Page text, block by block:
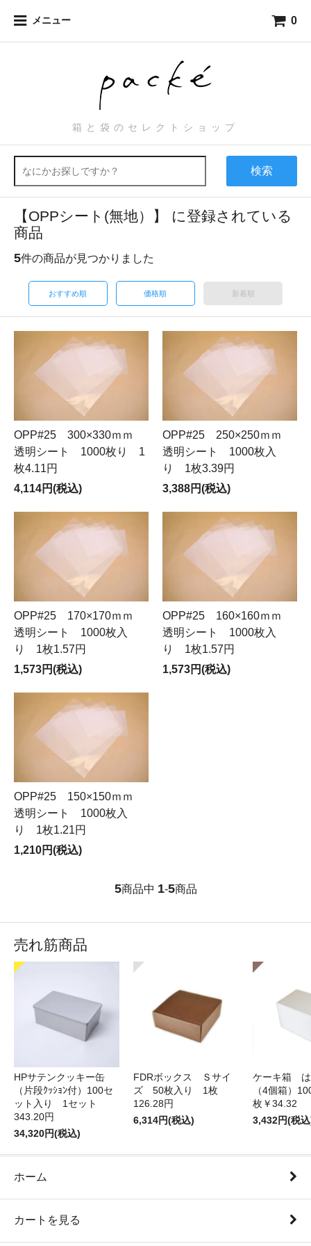
メニュー 0
箱と袋のセレクトショップ
検索
【OPPシート(無地）】 に登録されている
商品
5件の商品が見つかりました
おすすめ順 価格順 新着順
OPP#25 300×330ｍｍ
透明シート 1000枚り 1
枚4.11円
4,114円(税込)
OPP#25 250×250ｍｍ
透明シート 1000枚入
り 1枚3.39円
3,388円(税込)
OPP#25 170×170ｍｍ
透明シート 1000枚入
り 1枚1.57円
1,573円(税込)
OPP#25 160×160ｍｍ
透明シート 1000枚入
り 1枚1.57円
1,573円(税込)
OPP#25 150×150ｍｍ
透明シート 1000枚入
り 1枚1.21円
1,210円(税込)
5商品中 1-5商品
売れ筋商品
HPサテンクッキー缶
（片段ｸｯｼｮﾝ付）100セ
ット入り 1セット
343.20円
34,320円(税込)
FDRボックス Ｓサイ
ズ 50枚入り 1枚
126.28円
6,314円(税込)
ケーキ箱 は
（4個箱）
枚￥34.32
3,432円(税
ホーム
カートを見る